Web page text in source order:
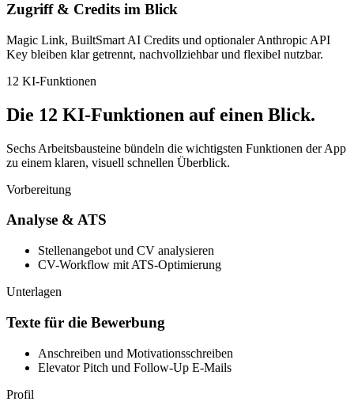
Zugriff & Credits im Blick
Magic Link, BuiltSmart AI Credits und optionaler Anthropic API
Key bleiben klar getrennt, nachvollziehbar und flexibel nutzbar.
12 KI-Funktionen
Die 12 KI-Funktionen auf einen Blick.
Sechs Arbeitsbausteine bündeln die wichtigsten Funktionen der App
zu einem klaren, visuell schnellen Überblick.
Vorbereitung
Analyse & ATS
Stellenangebot und CV analysieren
CV-Workflow mit ATS-Optimierung
Unterlagen
Texte für die Bewerbung
Anschreiben und Motivationsschreiben
Elevator Pitch und Follow-Up E-Mails
Profil